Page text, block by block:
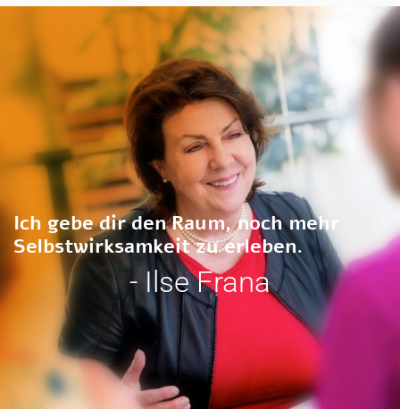
Ich gebe dir den Raum, noch mehr
Selbstwirksamkeit zu erleben.
- Ilse Frana